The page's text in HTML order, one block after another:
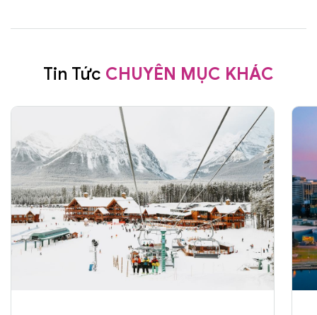
Tin Tức CHUYÊN MỤC KHÁC